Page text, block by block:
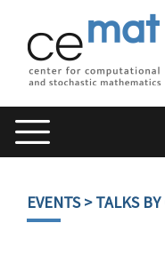
EVENTS> TALKS BY